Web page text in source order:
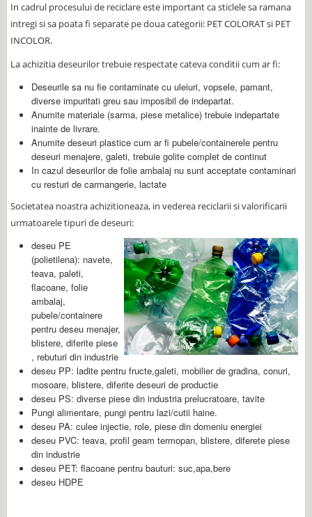
In cadrul procesului de reciclare este important ca sticlele sa ramana
intregi si sa poata fi separate pe doua categorii: PET COLORAT si PET
INCOLOR.
La achizitia deseurilor trebuie respectate cateva conditii cum ar fi:
Deseurile sa nu fie contaminate cu uleiuri, vopsele, pamant,
diverse impuritati greu sau imposibil de indepartat.
Anumite materiale (sarma, piese metalice) trebuie indepartate
inainte de livrare.
Anumite deseuri plastice cum ar fi pubele/containerele pentru
deseuri menajere, galeti, trebuie golite complet de continut
In cazul deseurilor de folie ambalaj nu sunt acceptate contaminari
cu resturi de carmangerie, lactate
Societatea noastra achizitioneaza, in vederea reciclarii si valorificarii
urmatoarele tipuri de deseuri:
deseu PE
(polietilena): navete,
teava, paleti,
flacoane, folie
ambalaj,
pubele/containere
pentru deseu menajer,
blistere, diferite piese
, rebuturi din industrie
deseu PP: ladite pentru fructe,galeti, mobilier de gradina, conuri,
mosoare, blistere, diferite deseuri de productie
deseu PS: diverse piese din industria prelucratoare, tavite
Pungi alimentare, pungi pentru lazi/cutii haine.
deseu PA: culee injectie, role, piese din domeniu energiei
deseu PVC: teava, profil geam termopan, blistere, diferete piese
din industrie
deseu PET: flacoane pentru bauturi: suc,apa,bere
deseu HDPE